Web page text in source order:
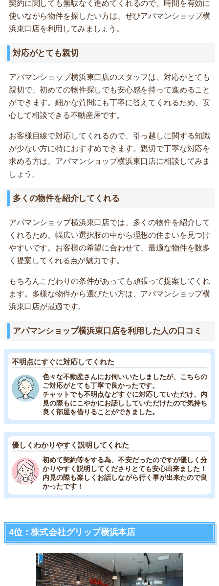
契約に関しても無駄なく進めてくれるので、時間を有効に
使いながら物件を探したい方は、ぜひアパマンショップ横
浜東口店を利用してみましょう。
対応がとても親切
アパマンショップ横浜東口店のスタッフは、対応がとても
親切で、初めての物件探しでも安心感を持って進めること
ができます。細かな質問にも丁寧に答えてくれるため、安
心して相談できる不動産屋です。
お客様目線で対応してくれるので、引っ越しに関する知識
が少ない方に特におすすめできます。親切で丁寧な対応を
求める方は、アパマンショップ横浜東口店に相談してみま
しょう。
多くの物件を紹介してくれる
アパマンショップ横浜東口店では、多くの物件を紹介して
くれるため、幅広い選択肢の中から理想の住まいを見つけ
やすいです。お客様の希望に合わせて、最適な物件を数多
く提案してくれる点が魅力です。
もちろんこだわりの条件があっても頑張って提案してくれ
ます。多様な物件から選びたい方は、アパマンショップ横
浜東口店が最適です。
アパマンショップ横浜東口店を利用した人の口コミ
不明点にすぐに対応してくれた
色々な不動産さんにお伺いいたしましたが、こちらの
ご対応がとても丁寧で良かったです。
チャットでも不明点などすぐに対応していただけ、内
見の際もにこやかにお話ししていただけたので気持ち
良く部屋を借りることができました。
優しくわかりやすく説明してくれた
初めて契約等をする為、不安だったのですが優しく分
かりやすく説明してくださりとても安心出来ました！
内見の際も楽しくお話しながら行く事が出来たので良
かったです！
4位：株式会社グリップ横浜本店